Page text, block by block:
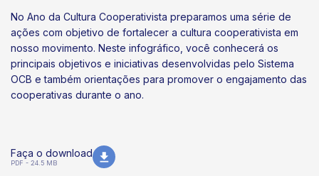
No Ano da Cultura Cooperativista preparamos uma série de
ações com objetivo de fortalecer a cultura cooperativista em
nosso movimento. Neste infográfico, você conhecerá os
principais objetivos e iniciativas desenvolvidas pelo Sistema
OCB e também orientações para promover o engajamento das
cooperativas durante o ano.
Faça o download
PDF - 24.5 MB